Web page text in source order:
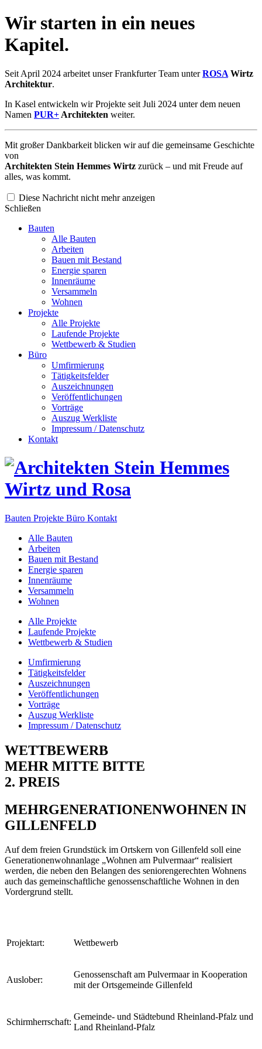
Wir starten in ein neues
Kapitel.
Seit April 2024 arbeitet unser Frankfurter Team unterROSA Wirtz
Architektur.
In Kasel entwickeln wir Projekte seit Juli 2024 unter dem neuen
Namen PUR+ Architekten weiter.
Mit großer Dankbarkeit blicken wir auf die gemeinsame Geschichte
von
Architekten Stein Hemmes Wirtz zurück – und mit Freude auf
alles, was kommt.
Diese Nachricht nicht mehr anzeigen
Schließen
Bauten
Alle Bauten
Arbeiten
Bauen mit Bestand
Energie sparen
Innenräume
Versammeln
Wohnen
Projekte
Alle Projekte
Laufende Projekte
Wettbewerb & Studien
Büro
Umfirmierung
Tätigkeitsfelder
Auszeichnungen
Veröffentlichungen
Vorträge
Auszug Werkliste
Impressum / Datenschutz
Kontakt
Bauten Projekte Büro Kontakt
Alle Bauten
Arbeiten
Bauen mit Bestand
Energie sparen
Innenräume
Versammeln
Wohnen
Alle Projekte
Laufende Projekte
Wettbewerb & Studien
Umfirmierung
Tätigkeitsfelder
Auszeichnungen
Veröffentlichungen
Vorträge
Auszug Werkliste
Impressum / Datenschutz
WETTBEWERB
MEHR MITTE BITTE
2. PREIS
MEHRGENERATIONENWOHNEN IN
GILLENFELD
Auf dem freien Grundstück im Ortskern von Gillenfeld soll eine
Generationenwohnanlage „Wohnen am Pulvermaar“ realisiert
werden, die neben den Belangen des seniorengerechten Wohnens
auch das gemeinschaftliche genossenschaftliche Wohnen in den
Vordergrund stellt.
Projektart: Wettbewerb
Auslober:
Genossenschaft am Pulvermaar in Kooperation
mit der Ortsgemeinde Gillenfeld
Schirmherrschaft:
Gemeinde- und Städtebund Rheinland-Pfalz und
Land Rheinland-Pfalz